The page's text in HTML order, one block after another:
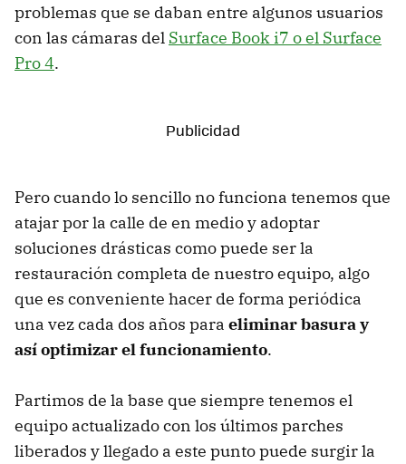
problemas que se daban entre algunos usuarios
con las cámaras del Surface Book i7 o el Surface
Pro 4.
Pero cuando lo sencillo no funciona tenemos que
atajar por la calle de en medio y adoptar
soluciones drásticas como puede ser la
restauración completa de nuestro equipo, algo
que es conveniente hacer de forma periódica
una vez cada dos años para eliminar basura y
así optimizar el funcionamiento.
Partimos de la base que siempre tenemos el
equipo actualizado con los últimos parches
liberados y llegado a este punto puede surgir la